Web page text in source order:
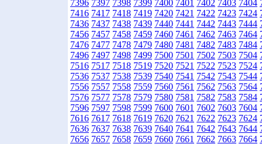
7396 7397 7398 7399 7400 7401 7402 7403 7404
7416 7417 7418 7419 7420 7421 7422 7423 7424
7436 7437 7438 7439 7440 7441 7442 7443 7444
7456 7457 7458 7459 7460 7461 7462 7463 7464
7476 7477 7478 7479 7480 7481 7482 7483 7484
7496 7497 7498 7499 7500 7501 7502 7503 7504
7516 7517 7518 7519 7520 7521 7522 7523 7524
7536 7537 7538 7539 7540 7541 7542 7543 7544
7556 7557 7558 7559 7560 7561 7562 7563 7564
7576 7577 7578 7579 7580 7581 7582 7583 7584
7596 7597 7598 7599 7600 7601 7602 7603 7604
7616 7617 7618 7619 7620 7621 7622 7623 7624
7636 7637 7638 7639 7640 7641 7642 7643 7644
7656 7657 7658 7659 7660 7661 7662 7663 7664